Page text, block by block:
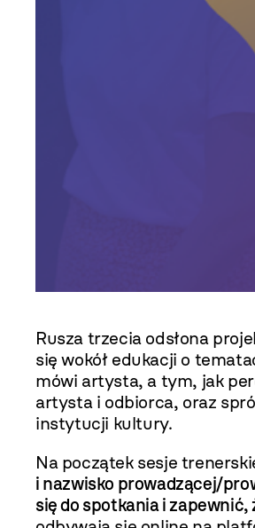
Rusza trzecia odsłona
się wokół edukacji o
mówi artysta, a tym, jak
artysta i odbiorca, oraz
instytucji kultury.
Na początek sesje
i nazwisko prowadzącej/
się do spotkania i